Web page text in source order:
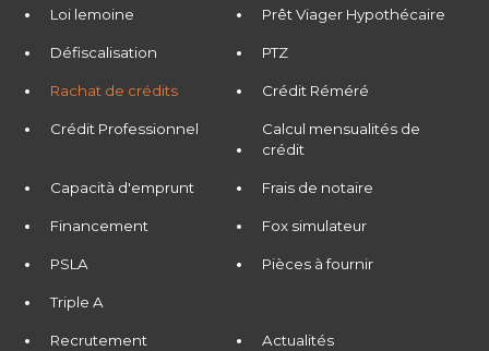
Loi lemoine Prêt Viager Hypothécaire
Défiscalisation PTZ
Rachat de crédits Crédit Réméré
Crédit Professionnel
Calcul mensualités de
crédit
Capacità d'emprunt Frais de notaire
Financement Fox simulateur
PSLA Pièces à fournir
Triple A
Recrutement Actualités